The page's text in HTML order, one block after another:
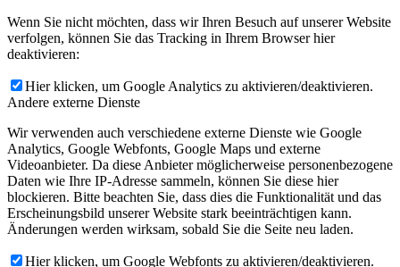
Wenn Sie nicht möchten, dass wir Ihren Besuch auf unserer Website
verfolgen, können Sie das Tracking in Ihrem Browser hier
deaktivieren:
Hier klicken, um Google Analytics zu aktivieren/deaktivieren.
Andere externe Dienste
Wir verwenden auch verschiedene externe Dienste wie Google
Analytics, Google Webfonts, Google Maps und externe
Videoanbieter. Da diese Anbieter möglicherweise personenbezogene
Daten wie Ihre IP-Adresse sammeln, können Sie diese hier
blockieren. Bitte beachten Sie, dass dies die Funktionalität und das
Erscheinungsbild unserer Website stark beeinträchtigen kann.
Änderungen werden wirksam, sobald Sie die Seite neu laden.
Hier klicken, um Google Webfonts zu aktivieren/deaktivieren.